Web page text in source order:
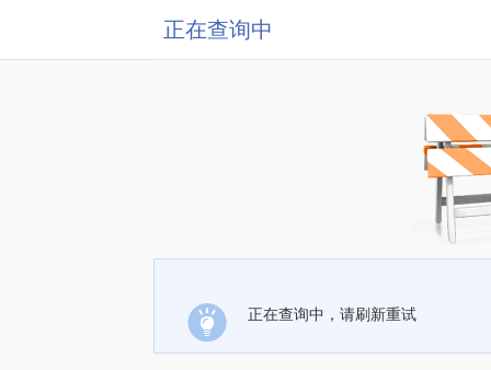
正在查询中
正在查询中，请刷新重试